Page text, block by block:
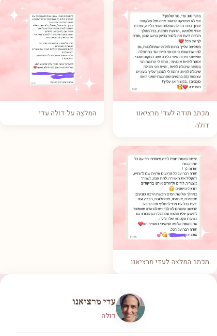
מכתב תודה לעדי מרציאנו
דולה
מכתב המלצה לעדי מרציאנו
המלצה על דולה עדי
עדי מרציאנו
דולה